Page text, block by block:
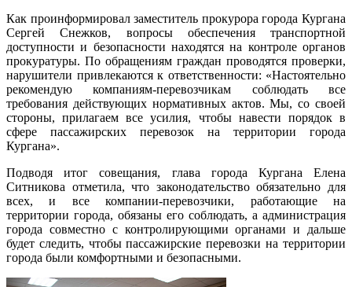
Как проинформировал заместитель прокурора города Кургана
Сергей Снежков, вопросы обеспечения транспортной
доступности и безопасности находятся на контроле органов
прокуратуры. По обращениям граждан проводятся проверки,
нарушители привлекаются к ответственности: «Настоятельно
рекомендую компаниям-перевозчикам соблюдать все
требования действующих нормативных актов. Мы, со своей
стороны, прилагаем все усилия, чтобы навести порядок в
сфере пассажирских перевозок на территории города
Кургана».
Подводя итог совещания, глава города Кургана Елена
Ситникова отметила, что законодательство обязательно для
всех, и все компании-перевозчики, работающие на
территории города, обязаны его соблюдать, а администрация
города совместно с контролирующими органами и дальше
будет следить, чтобы пассажирские перевозки на территории
города были комфортными и безопасными.